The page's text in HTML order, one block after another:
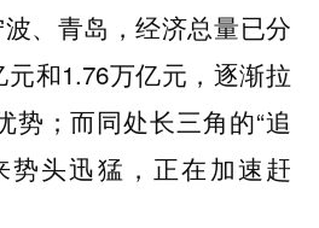
、青岛，经济总量已分
和1.76万亿元，逐渐拉
势；而同处长三角的“追
势头迅猛，正在加速赶